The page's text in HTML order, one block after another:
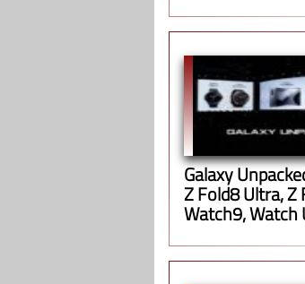
Galaxy
Z Fold8 Ultra, Z
Watch9, Watch